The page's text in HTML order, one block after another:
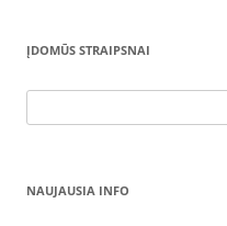
ĮDOMŪS STRAIPSNAI
NAUJAUSIA INFO